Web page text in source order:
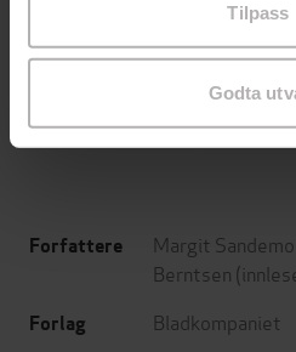
Tilpass
Godta
Minnesota
Forfattere Margit Sandemo
Berntsen
Forlag Bladkompaniet